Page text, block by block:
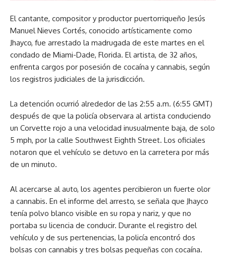
El cantante, compositor y productor puertorriqueño Jesús
Manuel Nieves Cortés, conocido artísticamente como
Jhayco, fue arrestado la madrugada de este martes en el
condado de Miami-Dade, Florida. El artista, de 32 años,
enfrenta cargos por posesión de cocaína y cannabis, según
los registros judiciales de la jurisdicción.
La detención ocurrió alrededor de las 2:55 a.m. (6:55 GMT)
después de que la policía observara al artista conduciendo
un Corvette rojo a una velocidad inusualmente baja, de solo
5 mph, por la calle Southwest Eighth Street. Los oficiales
notaron que el vehículo se detuvo en la carretera por más
de un minuto.
Al acercarse al auto, los agentes percibieron un fuerte olor
a cannabis. En el informe del arresto, se señala que Jhayco
tenía polvo blanco visible en su ropa y nariz, y que no
portaba su licencia de conducir. Durante el registro del
vehículo y de sus pertenencias, la policía encontró dos
bolsas con cannabis y tres bolsas pequeñas con cocaína.